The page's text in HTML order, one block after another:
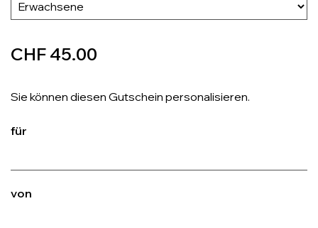
CHF 45.00
Sie können diesen Gutschein personalisieren.
für
von